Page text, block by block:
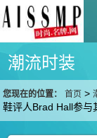
潮流时装
您现在的位置： 首页 >
鞋评人Brad Hall参与